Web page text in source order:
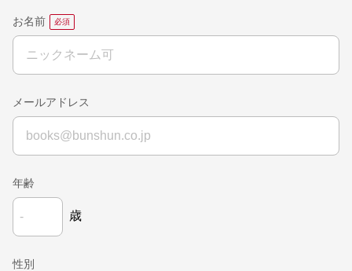
お名前
メールアドレス
年齢
歳
性別